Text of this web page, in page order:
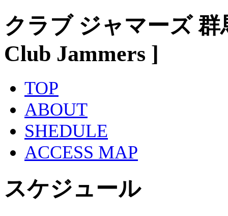
クラブ ジャマーズ
Club Jammers ]
TOP
ABOUT
SHEDULE
ACCESS MAP
スケジュール